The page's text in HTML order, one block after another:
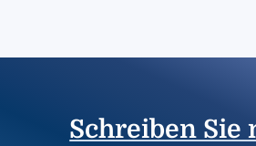
Schreiben Sie